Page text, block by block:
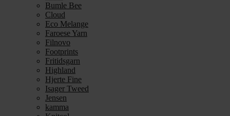
Bumle Bee
Cloud
Eco Melange
Faroese Yarn
Filnovo
Footprints
Fritidsgarn
Highland
Hjerte Fine
Isager Tweed
Jensen
kamma